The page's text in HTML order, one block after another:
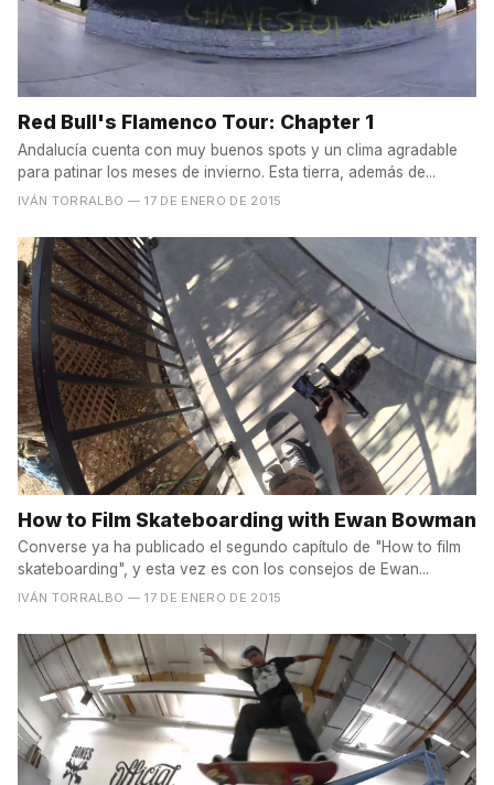
Red Bull's Flamenco Tour: Chapter 1
Andalucía cuenta con muy buenos spots y un clima agradable
para patinar los meses de invierno. Esta tierra, además de...
IVÁN TORRALBO — 17 DE ENERO DE 2015
How to Film Skateboarding with Ewan Bowman
Converse ya ha publicado el segundo capítulo de "How to film
skateboarding", y esta vez es con los consejos de Ewan...
IVÁN TORRALBO — 17 DE ENERO DE 2015